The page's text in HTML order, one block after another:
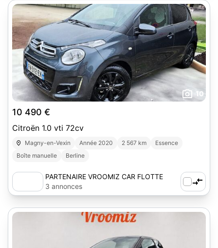
10
10 490 €
Citroën 1.0 vti 72cv
Magny-en-Vexin Année 2020 2 567 km
Essence
Boîte manuelle
Berline
PARTENAIRE VROOMIZ CAR FLOTTE
3 annonces